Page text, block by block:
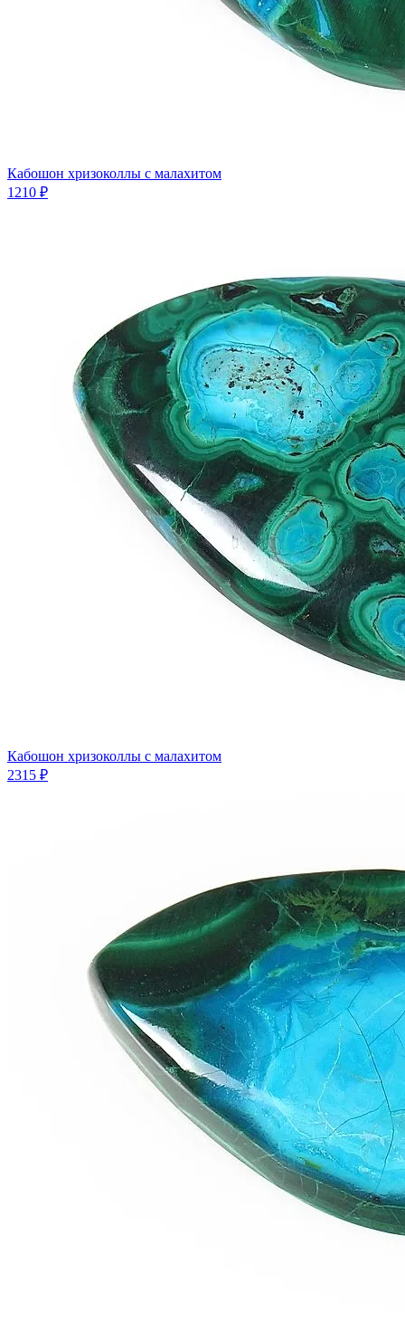
Кабошон хризоколлы с малахитом
1210 ₽
Кабошон хризоколлы с малахитом
2315 ₽